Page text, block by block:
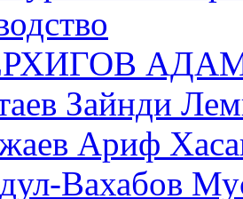
Зайнди
Ариф
Вахабов